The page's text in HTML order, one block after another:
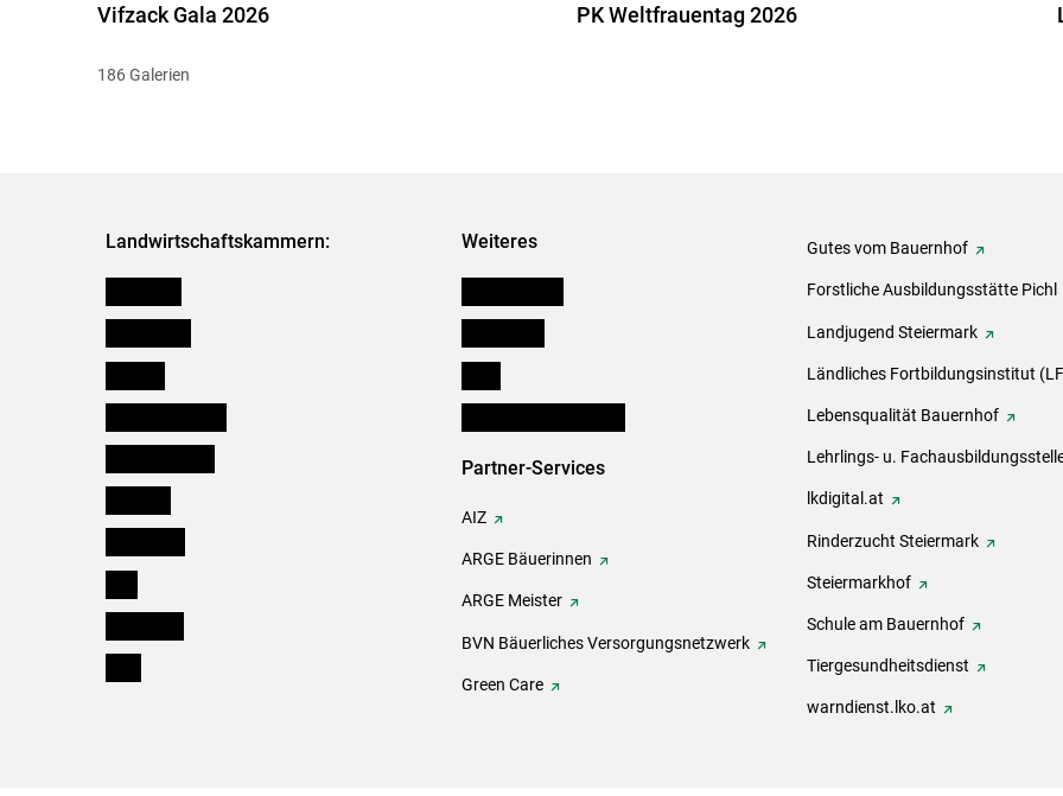
Vifzack Gala 2026 PK Weltfrauentag 2026
186 Galerien
Landwirtschaftskammern: Weiteres
Partner-Services
AIZ
ARGE Bäuerinnen
ARGE Meister
BVN Bäuerliches Versorgungsnetzwerk
Green Care
Gutes vom Bauernhof
Forstliche Ausbildungsstätte Pichl
Landjugend Steiermark
Ländliches Fortbildungsinstitut
Lebensqualität Bauernhof
Lehrlings- u.
lkdigital.at
Rinderzucht Steiermark
Steiermarkhof
Schule am Bauernhof
Tiergesundheitsdienst
warndienst.lko.at